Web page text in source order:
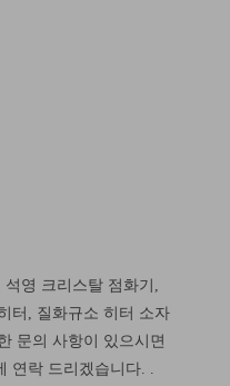
영 크리스탈 점화기,
터, 질화규소 히터 소자
문의 사항이 있으시면
연락 드리겠습니다. .